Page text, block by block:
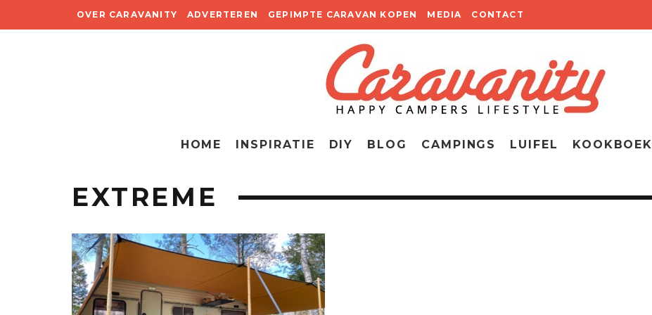
OVER CARAVANITY ADVERTEREN GEPIMPTE CARAVAN KOPEN MEDIA CONTACT
HOME INSPIRATIE DIY BLOG CAMPINGS LUIFEL KOOKBOEK
EXTREME